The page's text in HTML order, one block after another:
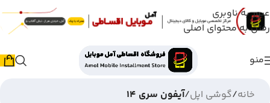
عبور به ناوبری
رفتن به محتوای اصلی
منو
خانه گوشی اپل آیفون سری 14